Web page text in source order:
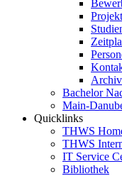
Archiv
Bachelor
Main-
Quicklinks
THWS
THWS
IT Service
Bibliothek